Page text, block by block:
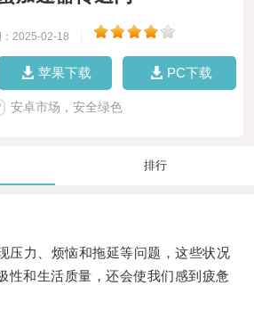
：2025-02-18
苹果下载 PC下载
安卓市场，安全绿色
排行
力、烦恼和拖延等问题，这些状况
性和生活质量，还会使我们感到疲惫